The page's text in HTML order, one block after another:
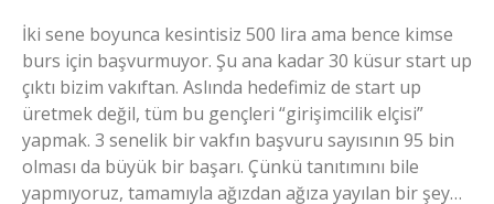
İki sene boyunca kesintisiz 500 lira ama bence kimse
burs için başvurmuyor. Şu ana kadar 30 küsur start up
çıktı bizim vakıftan. Aslında hedefimiz de start up
üretmek değil, tüm bu gençleri “girişimcilik elçisi”
yapmak. 3 senelik bir vakfın başvuru sayısının 95 bin
olması da büyük bir başarı. Çünkü tanıtımını bile
yapmıyoruz, tamamıyla ağızdan ağıza yayılan bir şey…